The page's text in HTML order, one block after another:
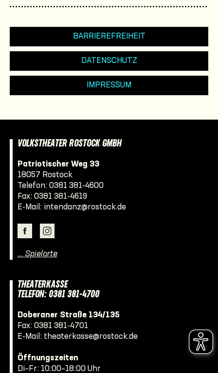
BARRIEREFREIHEIT
DATENSCHUTZ
IMPRESSUM
VOLKSTHEATER ROSTOCK GMBH
Patriotischer Weg 33
18057 Rostock
Telefon: 0381 381-4600
Fax: 0381 381-4619
E-Mail: intendanz@rostock.de
… Spielorte
THEATERKASSE
TELEFON: 0381 381-4700
Doberaner Straße 134/135
Fax: 0381 381-4701
E-Mail: theaterkasse@rostock.de
Öffnungszeiten
Di–Fr: 10:00–18:00 Uhr